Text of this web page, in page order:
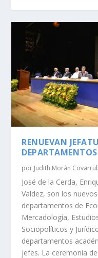
RENUEVAN
por Judith Morán
José de la Cerda,
Valdez, son los
departamentos de
Mercadología,
Sociopolíticos y
departamentos
jefes. La ceremonia